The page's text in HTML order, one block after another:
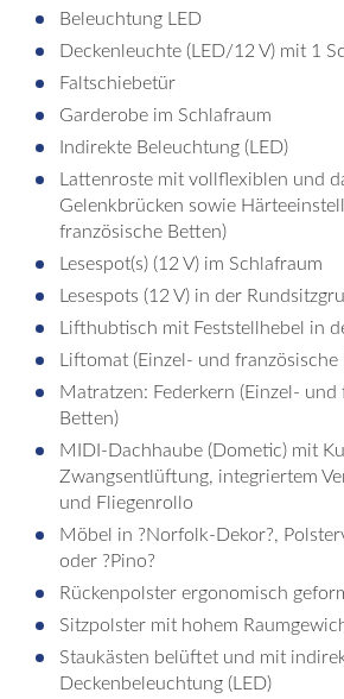
Beleuchtung LED
Deckenleuchte (LED/12 V) mit 1
Faltschiebetür
Garderobe im Schlafraum
Indirekte Beleuchtung (LED)
Lattenroste mit vollflexiblen und
Gelenkbrücken sowie
französische Betten)
Lesespot(s) (12 V) im Schlafraum
Lesespots (12 V) in der
Lifthubtisch mit Feststellhebel in
Liftomat (Einzel- und französische
Matratzen: Federkern (Einzel- und
Betten)
MIDI-Dachhaube (Dometic) mit
Zwangsentlüftung, integriertem
und Fliegenrollo
Möbel in ?Norfolk-Dekor?,
oder ?Pino?
Rückenpolster ergonomisch
Sitzpolster mit hohem
Staukästen belüftet und mit
Deckenbeleuchtung (LED)